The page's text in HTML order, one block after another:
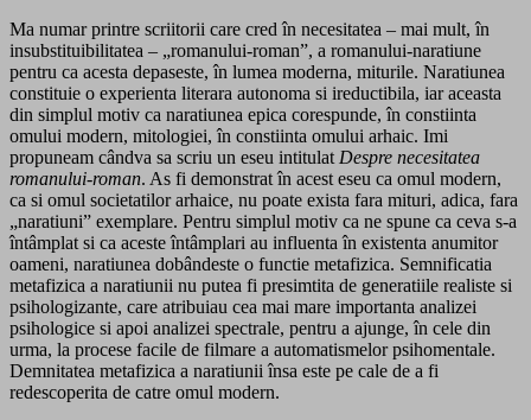
Ma numar printre scriitorii care cred în necesitatea – mai mult, în
insubstituibilitatea – „romanului-roman”, a romanului-naratiune
pentru ca acesta depaseste, în lumea moderna, miturile. Naratiunea
constituie o experienta literara autonoma si ireductibila, iar aceasta
din simplul motiv ca naratiunea epica corespunde, în constiinta
omului modern, mitologiei, în constiinta omului arhaic. Imi
propuneam cândva sa scriu un eseu intitulat Despre necesitatea
romanului-roman. As fi demonstrat în acest eseu ca omul modern,
ca si omul societatilor arhaice, nu poate exista fara mituri, adica, fara
„naratiuni” exemplare. Pentru simplul motiv ca ne spune ca ceva s-a
întâmplat si ca aceste întâmplari au influenta în existenta anumitor
oameni, naratiunea dobândeste o functie metafizica. Semnificatia
metafizica a naratiunii nu putea fi presimtita de generatiile realiste si
psihologizante, care atribuiau cea mai mare importanta analizei
psihologice si apoi analizei spectrale, pentru a ajunge, în cele din
urma, la procese facile de filmare a automatismelor psihomentale.
Demnitatea metafizica a naratiunii însa este pe cale de a fi
redescoperita de catre omul modern.